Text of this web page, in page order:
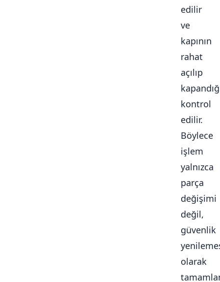
edilir
ve
kapının
rahat
açılıp
kontrol
edilir.
Böylece
işlem
yalnızca
parça
değişimi
değil,
güvenlik
olarak